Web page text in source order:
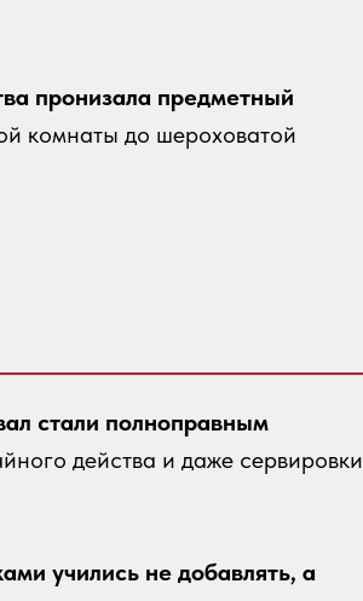
пронизала предметный
комнаты до шероховатой
стали полноправным
действа и даже сервировки
учились не добавлять, а